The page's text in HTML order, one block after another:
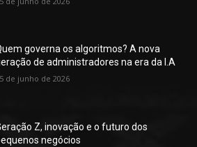
governa os algoritmos? A nova
de administradores na era da I.A
de junho de 2026
Z, inovação e o futuro dos
negócios